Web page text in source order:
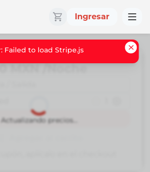
Ingresar
Actualizando precios...
/Noche
Reservar
Failed to load Stripe.js